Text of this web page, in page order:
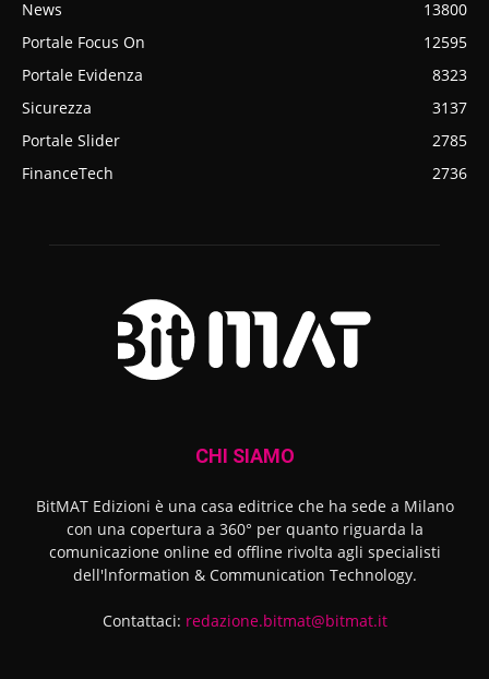
News
13800
Portale Focus On
12595
Portale Evidenza
8323
Sicurezza
3137
Portale Slider
2785
FinanceTech
2736
CHI SIAMO
BitMAT Edizioni è una casa editrice che ha sede a Milano
con una copertura a 360° per quanto riguarda la
comunicazione online ed offline rivolta agli specialisti
dell'lnformation & Communication Technology.
Contattaci: redazione.bitmat@bitmat.it